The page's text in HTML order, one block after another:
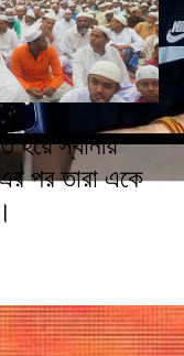
হয়ে স্থানীয়
পর তারা একে